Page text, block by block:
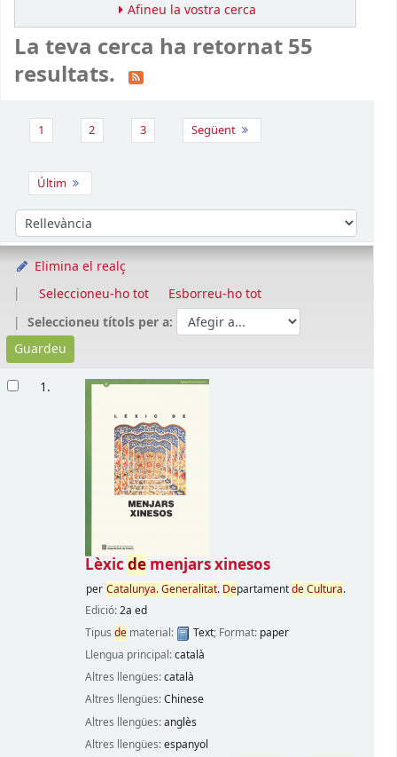
Afineu la vostra cerca
La teva cerca ha retornat 55
resultats.
1 2 3 Següent
Últim
Ordeneu per:
Elimina el realç
Seleccioneu-ho tot
Esborreu-ho tot
Seleccioneu títols per a:
1.
Lèxic demenjars xinesos
per Catalunya.Generalitat. DepartamentdeCultura.
Edició:2a ed
Tipus dematerial: Text; Format: paper
Llengua principal:català
Altres llengües:català
Altres llengües:Chinese
Altres llengües:anglès
Altres llengües:espanyol